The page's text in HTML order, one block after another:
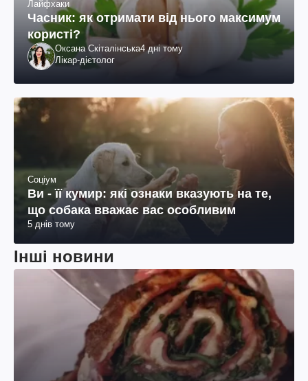
Лайфхаки
Часник: як отримати від нього максимум
користі?
Оксана Скіталінська4 дні тому
Лікар-дієтолог
Соціум
Ви - її кумир: які ознаки вказують на те,
що собака вважає вас особливим
5 днів тому
Інші новини